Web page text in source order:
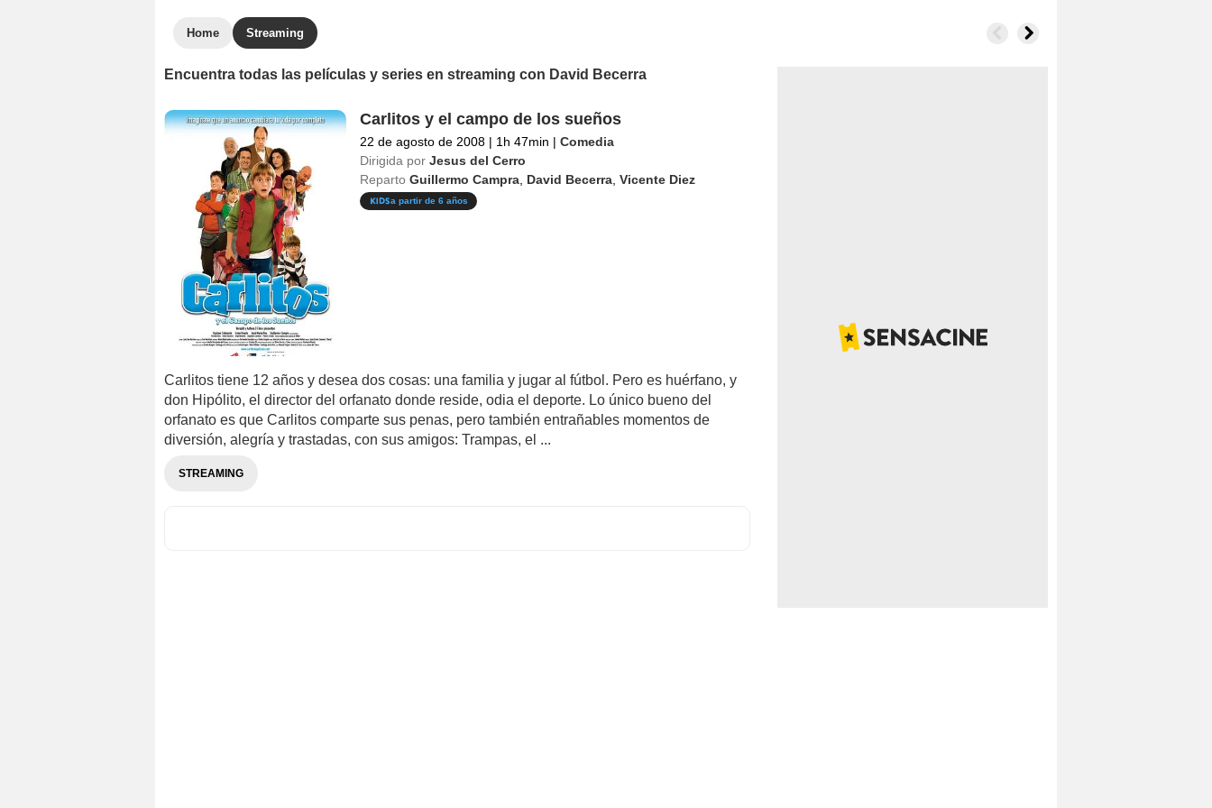
Home Streaming
Encuentra todas las películas y series en streaming con David Becerra
Carlitos y el campo de los sueños
22 de agosto de 2008 | 1h 47min | Comedia
Dirigida por Jesus del Cerro
Reparto Guillermo Campra, David Becerra, Vicente Diez
a partir de 6 años
Carlitos tiene 12 años y desea dos cosas: una familia y jugar al fútbol. Pero es huérfano, y
don Hipólito, el director del orfanato donde reside, odia el deporte. Lo único bueno del
orfanato es que Carlitos comparte sus penas, pero también entrañables momentos de
diversión, alegría y trastadas, con sus amigos: Trampas, el ...
STREAMING